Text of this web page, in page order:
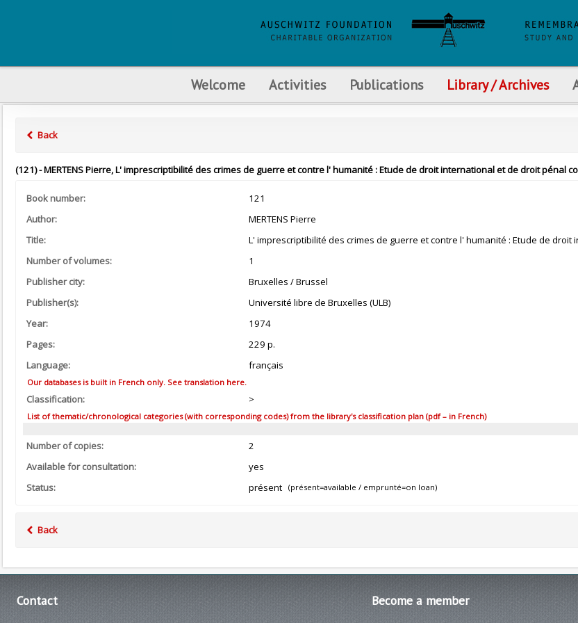
Welcome Activities Publications Library / Archives
Back
(121) - MERTENS Pierre, L' imprescriptibilité des crimes de guerre et contre l' humanité : Etude de droit international et de droit pénal
Book number:
121
Author:
MERTENS Pierre
Title:
L' imprescriptibilité des crimes de guerre et contre l' humanité : Etude de
Number of volumes:
1
Publisher city:
Bruxelles / Brussel
Publisher(s):
Université libre de Bruxelles (ULB)
Year:
1974
Pages:
229 p.
Language:
français
Our databases is built in French only. See translation here.
Classification: >
List of thematic/chronological categories (with corresponding codes) from the library's classification plan (pdf – in French)
Number of copies:
2
Available for consultation:
yes
Status:
présent (présent=available / emprunté=on loan)
Back
Contact Become a member